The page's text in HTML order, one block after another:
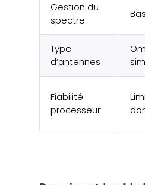
Gestion du
spectre
Type
d’antennes
Fiabilité
processeur